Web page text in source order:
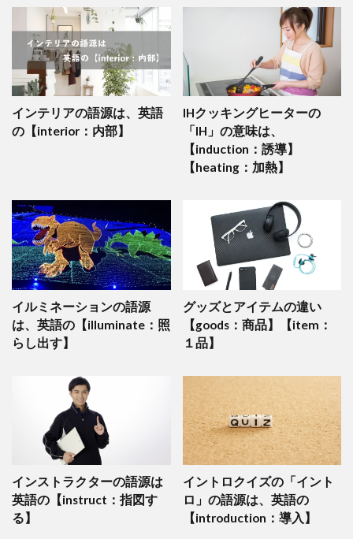
インテリアの語源は、英語
の【interior：内部】
IHクッキングヒーターの
「IH」の意味は、
【induction：誘導】
【heating：加熱】
イルミネーションの語源
は、英語の【illuminate：照
らし出す】
グッズとアイテムの違い
【goods：商品】【item：
１品】
インストラクターの語源は
英語の【instruct：指図す
る】
イントロクイズの「イント
ロ」の語源は、英語の
【introduction：導入】